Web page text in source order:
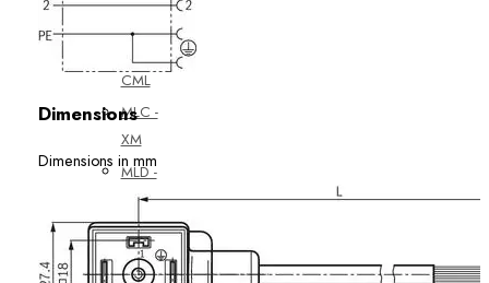
CML
MLC -
XM
MLD -
IndraDrive
MPC -
YM
Dimensions
Dimensions in mm